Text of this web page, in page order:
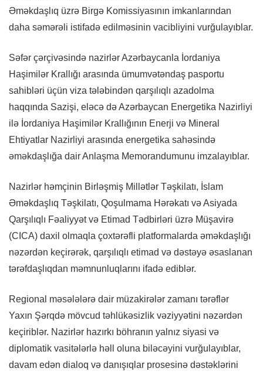
Əməkdaşlıq üzrə Birgə Komissiyasının imkanlarından
daha səmərəli istifadə edilməsinin vacibliyini vurğulayıblar.
Səfər çərçivəsində nazirlər Azərbaycanla İordaniya
Haşimilər Krallığı arasında ümumvətəndaş pasportu
sahibləri üçün viza tələbindən qarşılıqlı azadolma
haqqında Sazişi, eləcə də Azərbaycan Energetika Nazirliyi
ilə İordaniya Haşimilər Krallığının Enerji və Mineral
Ehtiyatlar Nazirliyi arasında energetika sahəsində
əməkdaşlığa dair Anlaşma Memorandumunu imzalayıblar.
Nazirlər həmçinin Birləşmiş Millətlər Təşkilatı, İslam
Əməkdaşlıq Təşkilatı, Qoşulmama Hərəkatı və Asiyada
Qarşılıqlı Fəaliyyət və Etimad Tədbirləri üzrə Müşavirə
(CICA) daxil olmaqla çoxtərəfli platformalarda əməkdaşlığı
nəzərdən keçirərək, qarşılıqlı etimad və dəstəyə əsaslanan
tərəfdaşlıqdan məmnunluqlarını ifadə ediblər.
Regional məsələlərə dair müzakirələr zamanı tərəflər
Yaxın Şərqdə mövcud təhlükəsizlik vəziyyətini nəzərdən
keçiriblər. Nazirlər hazırkı böhranın yalnız siyasi və
diplomatik vasitələrlə həll oluna biləcəyini vurğulayıblar,
davam edən dialoq və danışıqlar prosesinə dəstəklərini